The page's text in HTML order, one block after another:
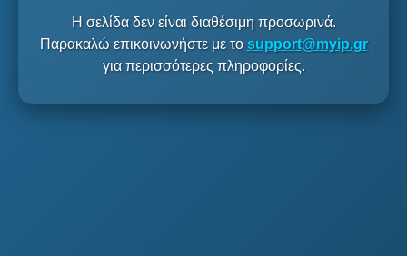
Η σελίδα δεν είναι διαθέσιμη προσωρινά.
Παρακαλώ επικοινωνήστε με το support@myip.gr
για περισσότερες πληροφορίες.